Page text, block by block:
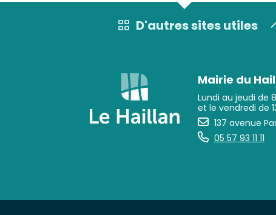
D'autres sites utiles
Mairie du
Lundi au jeudi de
et le vendredi de
137 avenue
05 57 93 11 11